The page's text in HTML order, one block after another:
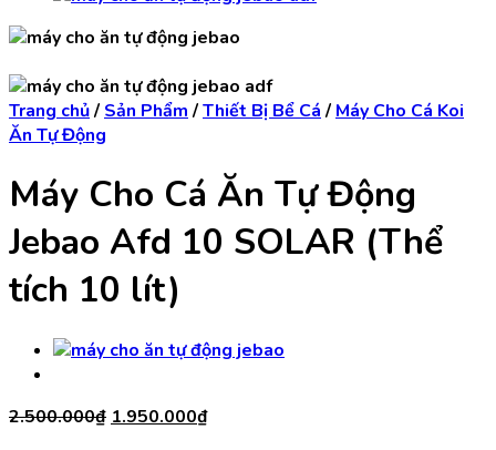
Trang chủ/ Sản Phẩm /Thiết Bị Bể Cá / Máy Cho Cá Koi
Ăn Tự Động
Máy Cho Cá Ăn Tự Động
Jebao Afd 10 SOLAR (Thể
tích 10 lít)
2.500.000₫ Giá
1.950.000₫Giá